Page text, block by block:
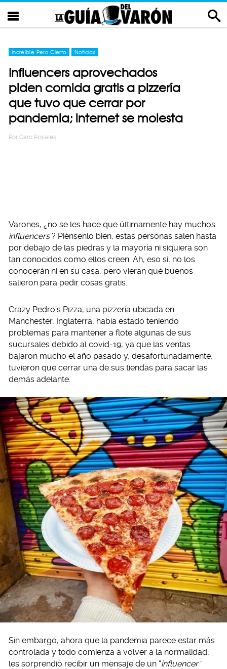
Increíble Pero Cierto Noticias
Influencers aprovechados
piden comida gratis a pizzería
que tuvo que cerrar por
pandemia; internet se molesta
Por Caro Rosales
Varones, ¿no se les hace que últimamente hay muchos
influencers ? Piénsenlo bien, estas personas salen hasta
por debajo de las piedras y la mayoría ni siquiera son
tan conocidos como ellos creen. Ah, eso sí, no los
conocerán ni en su casa, pero vieran qué buenos
salieron para pedir cosas gratis.
Crazy Pedro’s Pizza, una pizzería ubicada en
Manchester, Inglaterra, había estado teniendo
problemas para mantener a flote algunas de sus
sucursales debido al covid-19, ya que las ventas
bajaron mucho el año pasado y, desafortunadamente,
tuvieron que cerrar una de sus tiendas para sacar las
demás adelante.
Sin embargo, ahora que la pandemia parece estar más
controlada y todo comienza a volver a la normalidad,
les sorprendió recibir un mensaje de un “influencer ”